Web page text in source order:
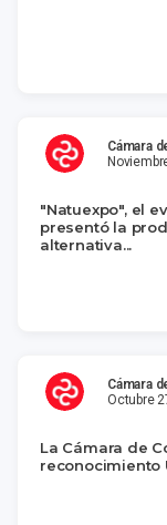
Cámara
"Natuexpo", el
presentó la
alternativa...
Cámara
Octubre
La Cámara de
reconocimiento